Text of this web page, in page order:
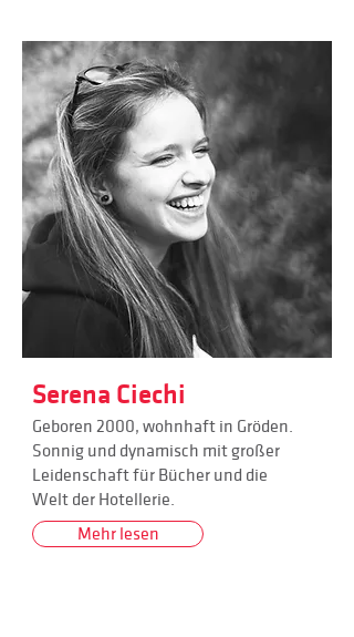
Serena Ciechi
Geboren 2000, wohnhaft in Gröden.
Sonnig und dynamisch mit großer
Leidenschaft für Bücher und die
Welt der Hotellerie.
Mehr lesen